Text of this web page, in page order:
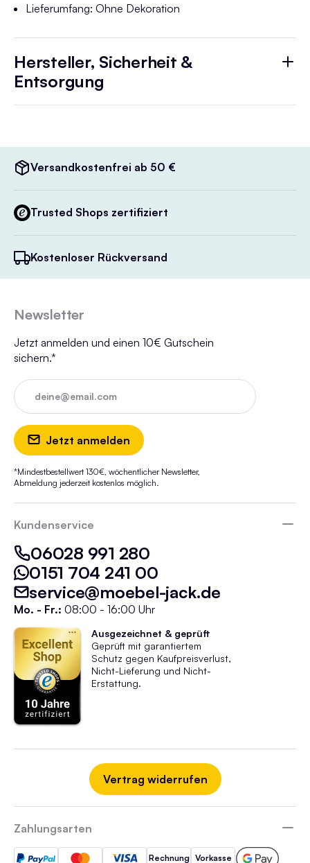
Lieferumfang: Ohne Dekoration
Hersteller, Sicherheit &
Entsorgung
Versandkostenfrei ab 50 €
Trusted Shops zertifiziert
Kostenloser Rückversand
Newsletter
Jetzt anmelden und einen 10€ Gutschein
sichern.*
deine@email.com
Jetzt anmelden
*Mindestbestellwert 130€, wöchentlicher Newsletter,
Abmeldung jederzeit kostenlos möglich.
Kundenservice
06028 991 280
0151 704 241 00
service@moebel-jack.de
Mo. - Fr.: 08:00 - 16:00 Uhr
Ausgezeichnet & geprüft
Geprüft mit garantiertem
Schutz gegen Kaufpreisverlust,
Nicht-Lieferung und Nicht-
Erstattung.
Vertrag widerrufen
Zahlungsarten
Rechnung Vorkasse